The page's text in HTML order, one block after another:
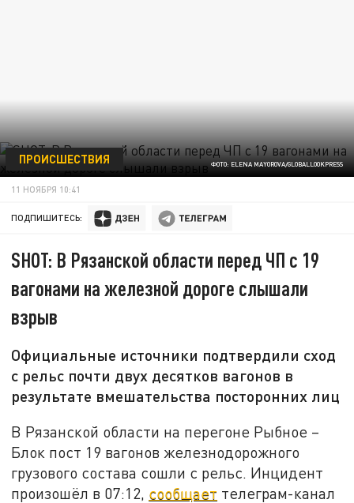
ФОТО: ELENA MAYOROVA/GLOBALLOOKPRESS
ПРОИСШЕСТВИЯ
11 НОЯБРЯ 10:41
ПОДПИШИТЕСЬ:
SHOT: В Рязанской области перед ЧП с 19
вагонами на железной дороге слышали
взрыв
Официальные источники подтвердили сход
с рельс почти двух десятков вагонов в
результате вмешательства посторонних лиц
В Рязанской области на перегоне Рыбное –
Блок пост 19 вагонов железнодорожного
грузового состава сошли с рельс. Инцидент
произошёл в 07:12, сообщает телеграм-канал